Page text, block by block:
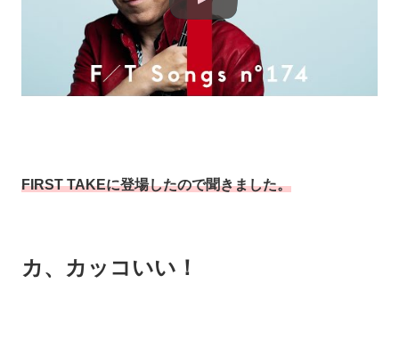
FIRST TAKEに登場したので聞きました。
カ、カッコいい！